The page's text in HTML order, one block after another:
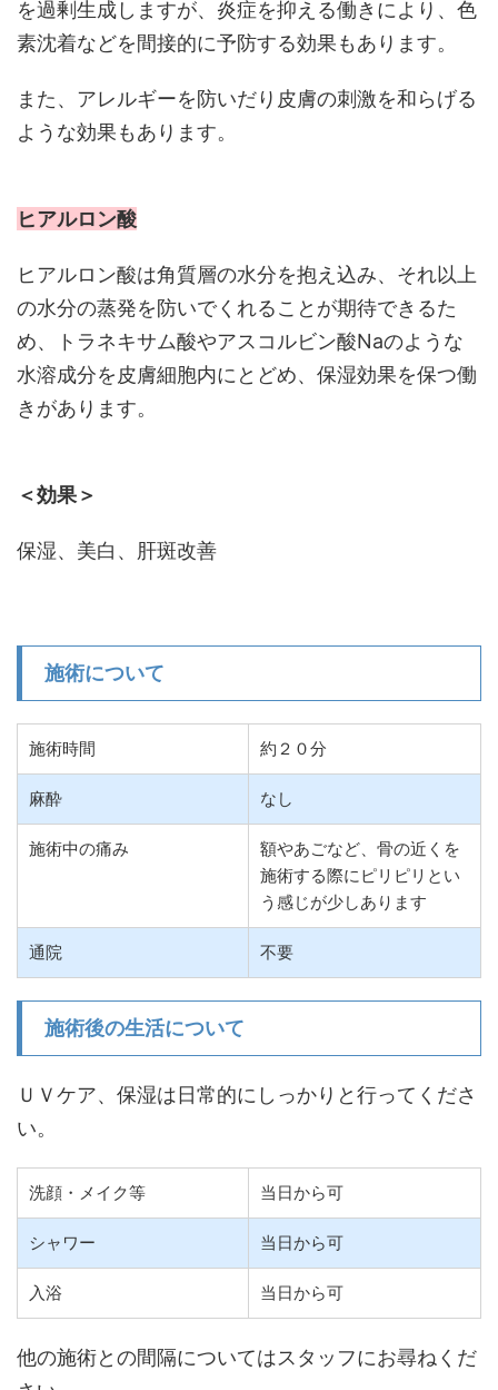
を過剰生成しますが、炎症を抑える働きにより、色
素沈着などを間接的に予防する効果もあります。
また、アレルギーを防いだり皮膚の刺激を和らげる
ような効果もあります。
ヒアルロン酸
ヒアルロン酸は角質層の水分を抱え込み、それ以上
の水分の蒸発を防いでくれることが期待できるた
め、トラネキサム酸やアスコルビン酸Naのような
水溶成分を皮膚細胞内にとどめ、保湿効果を保つ働
きがあります。
＜効果＞
保湿、美白、肝斑改善
施術について
施術時間 約２０分
麻酔 なし
施術中の痛み
額やあごなど、骨の近くを
施術する際にピリピリとい
う感じが少しあります
通院 不要
施術後の生活について
ＵＶケア、保湿は日常的にしっかりと行ってくださ
い。
洗顔・メイク等 当日から可
シャワー 当日から可
入浴 当日から可
他の施術との間隔についてはスタッフにお尋ねくだ